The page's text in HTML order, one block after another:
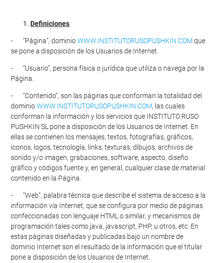
Definiciones
- “Página”, dominioWWW.INSTITUTORUSOPUSHKIN.COM que
se pone a disposición de los Usuarios de Internet.
- “Usuario”, persona física o jurídica que utiliza o navega por la
Página.
- “Contenido”, son las páginas que conforman la totalidad del
dominioWWW.INSTITUTORUSOPUSHKIN.COM, las cuales
conforman la información y los servicios que INSTITUTO RUSO
PUSHKIN SL pone a disposición de los Usuarios de Internet. En
ellas se contienen los mensajes, textos, fotografías, gráficos,
iconos, logos, tecnología, links, texturas, dibujos, archivos de
sonido y/o imagen, grabaciones, software, aspecto, diseño
gráfico y códigos fuente y, en general, cualquier clase de material
contenido en la Página.
- “Web”, palabra técnica que describe el sistema de acceso a la
información vía Internet, que se configura por medio de páginas
confeccionadas con lenguaje HTML o similar, y mecanismos de
programación tales como java, javascript, PHP, u otros, etc. En
estas páginas diseñadas y publicadas bajo un nombre de
dominio Internet son el resultado de la información que el titular
pone a disposición de los Usuarios de Internet.